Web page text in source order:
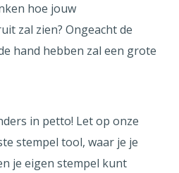
hoe jouw
zal zien? Ongeacht de
hand hebben zal een grote
in petto! Let op onze
stempel tool, waar je je
je eigen stempel kunt